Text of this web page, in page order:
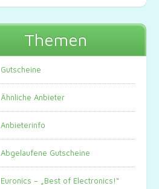
Themen
Gutscheine
Ähnliche Anbieter
Anbieterinfo
Abgelaufene Gutscheine
Euronics – „Best of Electronics!“